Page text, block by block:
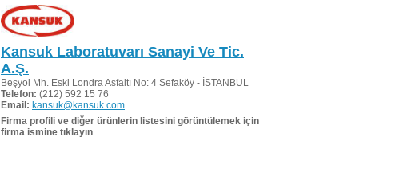
Kansuk Laboratuvarı Sanayi Ve Tic.
A.Ş.
Beşyol Mh. Eski Londra Asfaltı No: 4 Sefaköy - İSTANBUL
Telefon: (212) 592 15 76
Email: kansuk@kansuk.com
Firma profili ve diğer ürünlerin listesini görüntülemek için
firma ismine tıklayın